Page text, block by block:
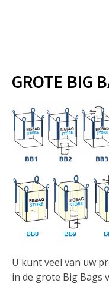
GROTE BIG
U kunt veel van uw
in de grote Big Bags